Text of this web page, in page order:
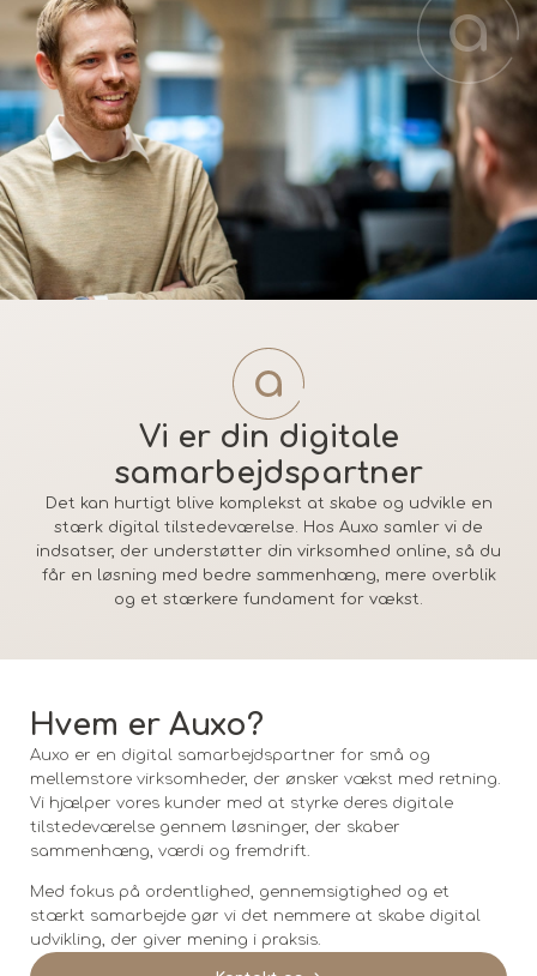
Vi er din digitale
samarbejdspartner
Det kan hurtigt blive komplekst at skabe og udvikle en
stærk digital tilstedeværelse. Hos Auxo samler vi de
indsatser, der understøtter din virksomhed online, så du
får en løsning med bedre sammenhæng, mere overblik
og et stærkere fundament for vækst.
Hvem er Auxo?
Auxo er en digital samarbejdspartner for små og
mellemstore virksomheder, der ønsker vækst med retning.
Vi hjælper vores kunder med at styrke deres digitale
tilstedeværelse gennem løsninger, der skaber
sammenhæng, værdi og fremdrift.
Med fokus på ordentlighed, gennemsigtighed og et
stærkt samarbejde gør vi det nemmere at skabe digital
udvikling, der giver mening i praksis.